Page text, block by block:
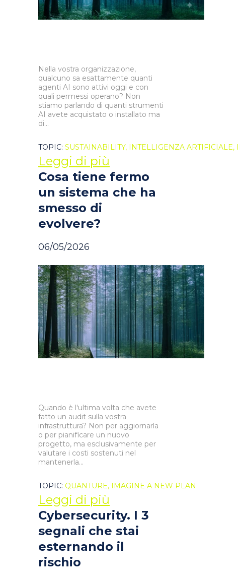
Nella vostra organizzazione,
qualcuno sa esattamente quanti
agenti AI sono attivi oggi e con
quali permessi operano? Non
stiamo parlando di quanti strumenti
AI avete acquistato o installato ma
di...
TOPIC: SUSTAINABILITY, INTELLIGENZA ARTIFICIALE,
Leggi di più
Cosa tiene fermo
un sistema che ha
smesso di
evolvere?
06/05/2026
Quando è l'ultima volta che avete
fatto un audit sulla vostra
infrastruttura? Non per aggiornarla
o per pianificare un nuovo
progetto, ma esclusivamente per
valutare i costi sostenuti nel
mantenerla...
TOPIC: QUANTURE, IMAGINE A NEW PLAN
Leggi di più
Cybersecurity. I 3
segnali che stai
esternando il
rischio